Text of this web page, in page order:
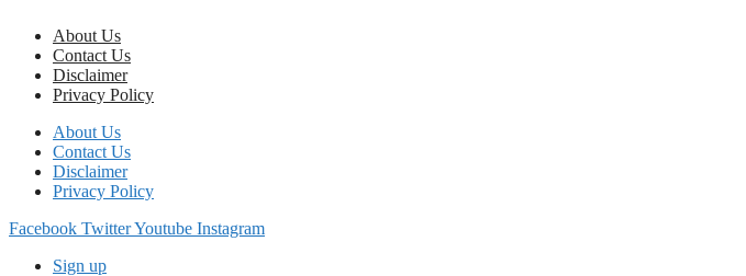
content
About Us
Contact Us
Disclaimer
Privacy Policy
About Us
Contact Us
Disclaimer
Privacy Policy
Facebook TwitterYoutube Instagram
Sign up